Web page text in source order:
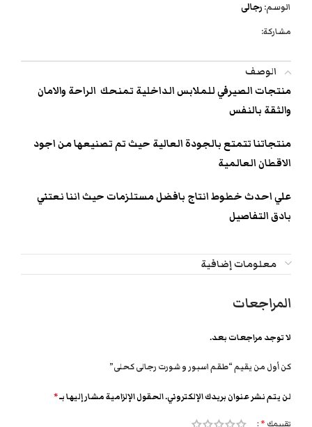
الوسم: رجالى
مشاركة:
الوصف
منتجات الصيرفي للملابس الداخلية تمنحك الراحة والامان
والثقة بالنفس
منتجاتنا تتمتع بالجودة العالية حيث تم تصنيعها من اجود
الاقطان العالمية
علي احدث خطوط انتاج بافضل مستلزمات حيث اننا نعتني
بادق التفاصيل
معلومات إضافية
المراجعات
لا توجد مراجعات بعد.
كن أول من يقيم “طقم اسبور و شورت رجالى كحلى”
لن يتم نشر عنوان بريدك الإلكتروني.الحقول الإلزامية مشار إليها بـ*
تقييمك *